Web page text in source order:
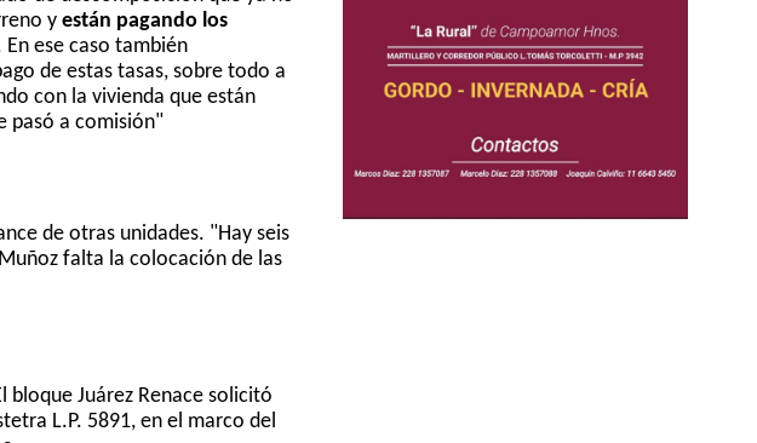
y están pagando los
En ese caso también
de estas tasas, sobre todo a
con la vivienda que están
pasó a comisión"
de otras unidades. "Hay seis
falta la colocación de las
bloque Juárez Renace solicitó
L.P. 5891, en el marco del